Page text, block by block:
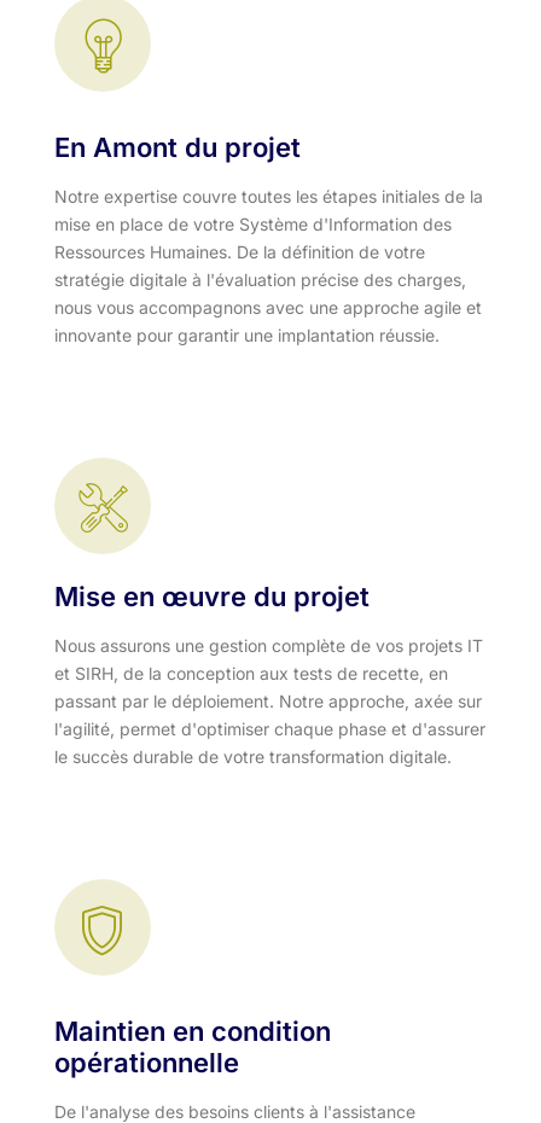
En Amont du projet
Notre expertise couvre toutes les étapes initiales de la
mise en place de votre Système d'Information des
Ressources Humaines. De la définition de votre
stratégie digitale à l'évaluation précise des charges,
nous vous accompagnons avec une approche agile et
innovante pour garantir une implantation réussie.
Mise en œuvre du projet
Nous assurons une gestion complète de vos projets IT
et SIRH, de la conception aux tests de recette, en
passant par le déploiement. Notre approche, axée sur
l'agilité, permet d'optimiser chaque phase et d'assurer
le succès durable de votre transformation digitale.
Maintien en condition
opérationnelle
De l'analyse des besoins clients à l'assistance